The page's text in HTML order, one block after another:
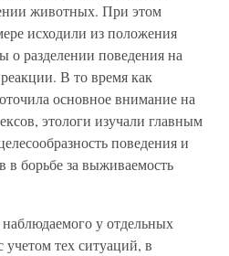
животных. При этом
исходили из положения
разделении поведения на
В то время как
основное внимание на
этологи изучали главным
поведения и
в борьбе за выживаемость
у отдельных
тех ситуаций, в